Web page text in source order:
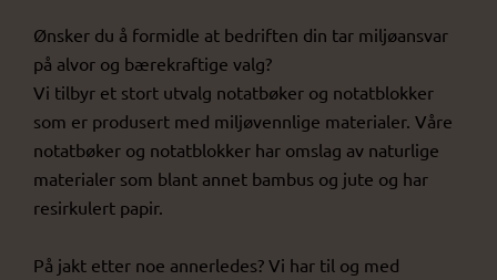
Ønsker du å formidle at bedriften din tar miljøansvar
på alvor og bærekraftige valg?
Vi tilbyr et stort utvalg notatbøker og notatblokker
som er produsert med miljøvennlige materialer. Våre
notatbøker og notatblokker har omslag av naturlige
materialer som blant annet bambus og jute og har
resirkulert papir.
På jakt etter noe annerledes? Vi har til og med